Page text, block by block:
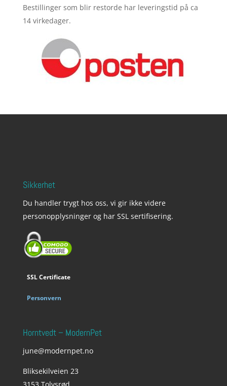
Bestillinger som blir restorde har leveringstid på ca
14 virkedager.
Sikkerhet
Du handler trygt hos oss, vi gir ikke videre
personopplysninger og har SSL sertifisering.
SSL Certificate
Personvern
Horntvedt – ModernPet
june@modernpet.no
Bliksekilveien 23